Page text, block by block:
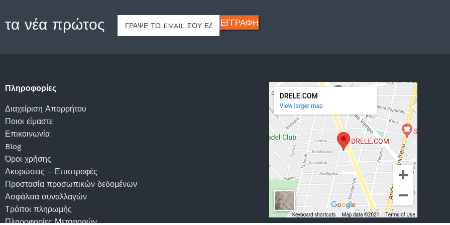
νέα πρώτος
Πληροφορίες
Διαχείριση Απορρήτου
Ποιοι είμαστε
Επικοινωνία
Blog
Όροι χρήσης
Ακυρώσεις – Επιστροφές
Προστασία προσωπικών δεδομένων
Ασφάλεια συναλλαγών
Τρόποι πληρωμής
Πληροφορίες Μεταφορών